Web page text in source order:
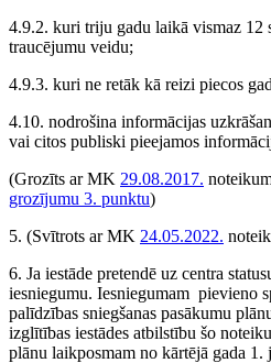
4.9.2. kuri triju gadu laikā vismaz 12
traucējumu veidu;
4.9.3. kuri ne retāk kā reizi piecos
4.10. nodrošina informācijas
vai citos publiski pieejamos
(Grozīts ar MK 29.08.2017.
grozījumu 3. punktu)
5. (Svītrots ar MK 24.05.2022.
6. Ja iestāde pretendē uz centra
iesniegumu. Iesniegumam pievieno
palīdzības sniegšanas pasākumu
izglītības iestādes atbilstību šo
plānu laikposmam no kārtējā gada